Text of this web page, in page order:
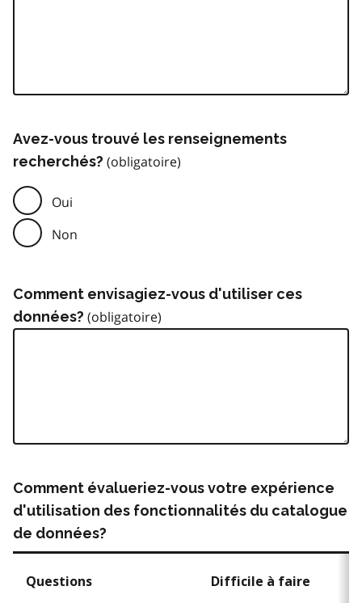
Avez-vous trouvé les renseignements
recherchés?
Oui
Non
Comment envisagiez-vous d'utiliser ces
données?
Comment évalueriez-vous votre expérience
d'utilisation des fonctionnalités du catalogue
de données?
Questions Difficile à faire